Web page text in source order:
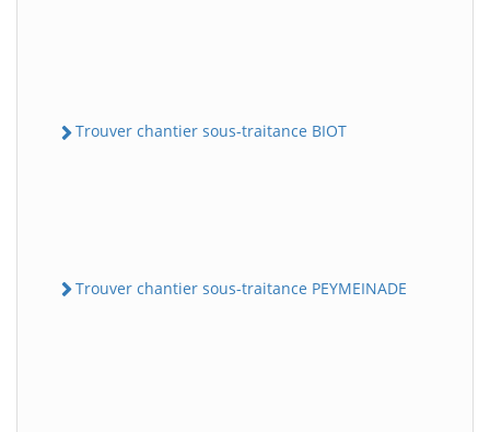
Trouver chantier sous-traitance BIOT
Trouver chantier sous-traitance PEYMEINADE